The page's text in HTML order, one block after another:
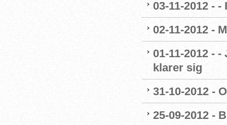
03-11-2012 -
02-11-2012 -
01-11-2012 -
klarer sig
31-10-2012 -
25-09-2012 -